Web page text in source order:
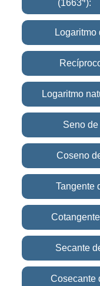
(1663 ):
Logaritmo
Logaritmo
Seno
Coseno
Tangente
Secante
Cosecante